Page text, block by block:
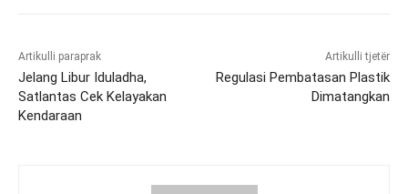
Artikulli paraprak
Jelang Libur Iduladha,
Satlantas Cek Kelayakan
Kendaraan
Artikulli tjetër
Regulasi Pembatasan Plastik
Dimatangkan